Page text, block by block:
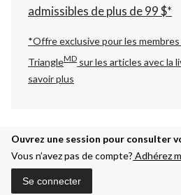
admissibles de plus de 99 $*
*Offre exclusive pour les
TriangleMD sur les articles avec la
savoir plus
Ouvrez une session pour consulter
Vous n’avez pas de compte? Adhérez
Se connecter